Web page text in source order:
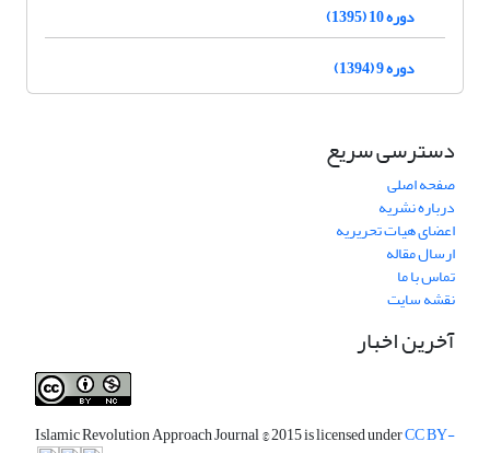
دوره 10 (1395)
دوره 9 (1394)
دسترسی سریع
صفحه اصلی
درباره نشریه
اعضای هیات تحریریه
ارسال مقاله
تماس با ما
نقشه سایت
آخرین اخبار
Islamic Revolution Approach Journal© 2015 is licensed underCC BY-